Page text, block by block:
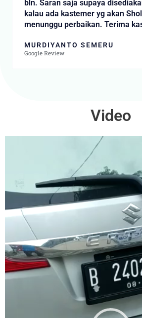
bln. Saran saja supaya
kalau ada kastemer yg akan
menunggu perbaikan. Terima
MURDIYANTO SEMERU
Google Review
Video